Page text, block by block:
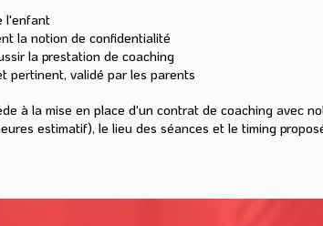
l'enfant
la notion de confidentialité
la prestation de coaching
pertinent, validé par les parents
à la mise en place d'un contrat de coaching avec
estimatif), le lieu des séances et le timing